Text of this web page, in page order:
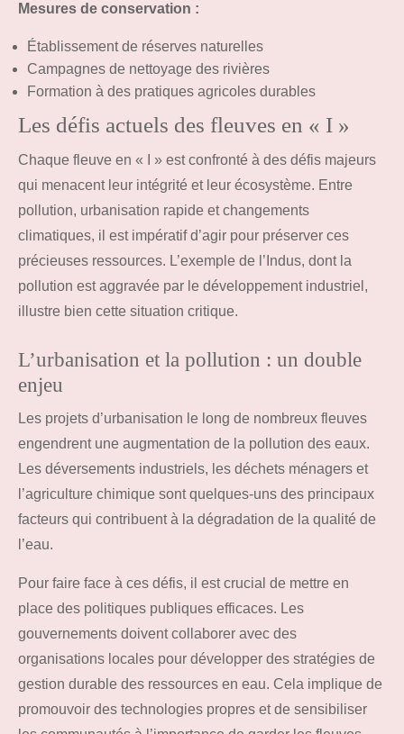
Mesures de conservation :
Établissement de réserves naturelles
Campagnes de nettoyage des rivières
Formation à des pratiques agricoles durables
Les défis actuels des fleuves en « I »
Chaque fleuve en « I » est confronté à des défis majeurs
qui menacent leur intégrité et leur écosystème. Entre
pollution, urbanisation rapide et changements
climatiques, il est impératif d’agir pour préserver ces
précieuses ressources. L’exemple de l’Indus, dont la
pollution est aggravée par le développement industriel,
illustre bien cette situation critique.
L’urbanisation et la pollution : un double
enjeu
Les projets d’urbanisation le long de nombreux fleuves
engendrent une augmentation de la pollution des eaux.
Les déversements industriels, les déchets ménagers et
l’agriculture chimique sont quelques-uns des principaux
facteurs qui contribuent à la dégradation de la qualité de
l’eau.
Pour faire face à ces défis, il est crucial de mettre en
place des politiques publiques efficaces. Les
gouvernements doivent collaborer avec des
organisations locales pour développer des stratégies de
gestion durable des ressources en eau. Cela implique de
promouvoir des technologies propres et de sensibiliser